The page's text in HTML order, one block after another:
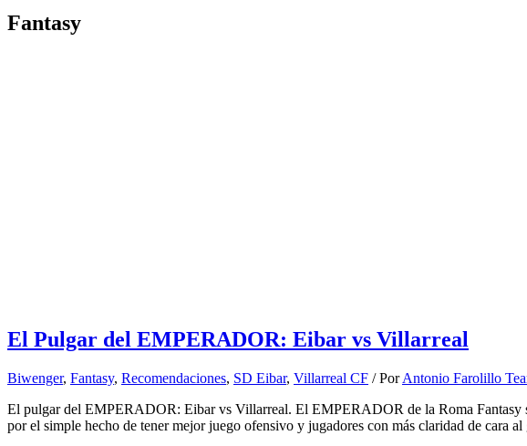
Fantasy
El Pulgar del EMPERADOR: Eibar vs Villarreal
Biwenger, Fantasy, Recomendaciones, SD Eibar, Villarreal CF / PorAntonio Farolillo
El pulgar del EMPERADOR: Eibar vs Villarreal. El EMPERADOR de la Roma Fantasy
por el simple hecho de tener mejor juego ofensivo y jugadores con más claridad de